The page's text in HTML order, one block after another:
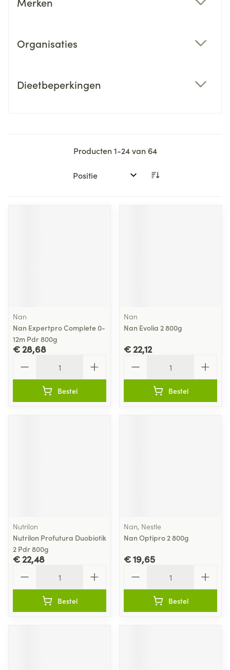
Organisaties
Dieetbeperkingen
Producten1-24van 64
Sorteer op:
Nan
Nan Expertpro Complete 0-
12m Pdr 800g
€ 28,68
Bestel
Nan
Nan Evolia 2 800g
€ 22,12
Bestel
Nutrilon
Nutrilon Profutura Duobiotik
2 Pdr 800g
€ 22,48
Bestel
Nan, Nestle
Nan Optipro 2 800g
€ 19,65
Bestel